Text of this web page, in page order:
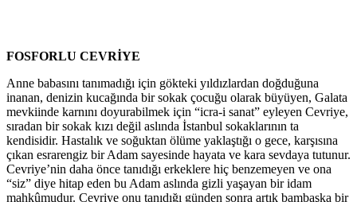
FOSFORLU CEVRİYE
Anne babasını tanımadığı için gökteki yıldızlardan doğduğuna
inanan, denizin kucağında bir sokak çocuğu olarak büyüyen, Galata
mevkiinde karnını doyurabilmek için “icra-i sanat” eyleyen Cevriye,
sıradan bir sokak kızı değil aslında İstanbul sokaklarının ta
kendisidir. Hastalık ve soğuktan ölüme yaklaştığı o gece, karşısına
çıkan esrarengiz bir Adam sayesinde hayata ve kara sevdaya tutunur.
Cevriye’nin daha önce tanıdığı erkeklere hiç benzemeyen ve ona
“siz” diye hitap eden bu Adam aslında gizli yaşayan bir idam
mahkûmudur. Cevriye onu tanıdığı günden sonra artık bambaşka bir